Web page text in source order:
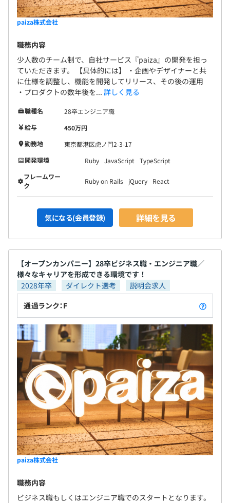
paiza株式会社
職務内容
少人数のチーム制で、自社サービス『paiza』の開発を担っ
ていただきます。 【具体的には】 ・企画やデザイナーと共
に仕様を調整し、機能を開発してリリース、その後の運用
・プロダクトの数年後を... 詳しく見る
職種名
28卒エンジニア職
給与
450万円
勤務地
東京都港区虎ノ門2-3-17
開発環境
Ruby JavaScript
TypeScript
フレームワー
ク
Ruby on Rails jQuery React
気になる(会員登録) 詳細を見る
【オープンカンパニー】28卒ビジネス職・エンジニア職／
様々なキャリアを形成できる環境です！
2028年卒
ダイレクト選考
説明会求人
通過ランク：F
paiza株式会社
職務内容
ビジネス職もしくはエンジニア職でのスタートとなります。